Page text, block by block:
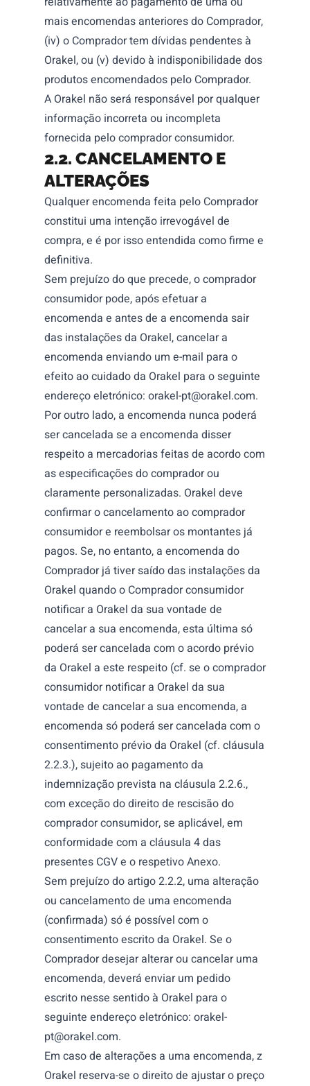
mais encomendas anteriores do Comprador,
(iv) o Comprador tem dívidas pendentes à
Orakel, ou (v) devido à indisponibilidade dos
produtos encomendados pelo Comprador.
A Orakel não será responsável por qualquer
informação incorreta ou incompleta
fornecida pelo comprador consumidor.
2.2. CANCELAMENTO E
ALTERAÇÕES
Qualquer encomenda feita pelo Comprador
constitui uma intenção irrevogável de
compra, e é por isso entendida como firme e
definitiva.
Sem prejuízo do que precede, o comprador
consumidor pode, após efetuar a
encomenda e antes de a encomenda sair
das instalações da Orakel, cancelar a
encomenda enviando um e-mail para o
efeito ao cuidado da Orakel para o seguinte
endereço eletrónico: orakel-pt@orakel.com.
Por outro lado, a encomenda nunca poderá
ser cancelada se a encomenda disser
respeito a mercadorias feitas de acordo com
as especificações do comprador ou
claramente personalizadas. Orakel deve
confirmar o cancelamento ao comprador
consumidor e reembolsar os montantes já
pagos. Se, no entanto, a encomenda do
Comprador já tiver saído das instalações da
Orakel quando o Comprador consumidor
notificar a Orakel da sua vontade de
cancelar a sua encomenda, esta última só
poderá ser cancelada com o acordo prévio
da Orakel a este respeito (cf. se o comprador
consumidor notificar a Orakel da sua
vontade de cancelar a sua encomenda, a
encomenda só poderá ser cancelada com o
consentimento prévio da Orakel (cf. cláusula
2.2.3.), sujeito ao pagamento da
indemnização prevista na cláusula 2.2.6.,
com exceção do direito de rescisão do
comprador consumidor, se aplicável, em
conformidade com a cláusula 4 das
presentes CGV e o respetivo Anexo.
Sem prejuízo do artigo 2.2.2, uma alteração
ou cancelamento de uma encomenda
(confirmada) só é possível com o
consentimento escrito da Orakel. Se o
Comprador desejar alterar ou cancelar uma
encomenda, deverá enviar um pedido
escrito nesse sentido à Orakel para o
seguinte endereço eletrónico: orakel-
pt@orakel.com.
Em caso de alterações a uma encomenda, z
Orakel reserva-se o direito de ajustar o preço